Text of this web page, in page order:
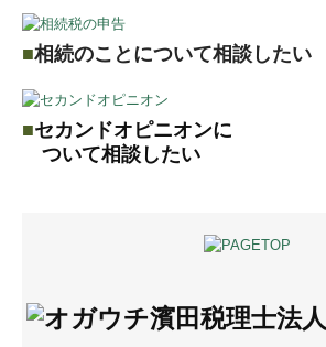
当事務所の特長
経営理念
会社概要
■相続のことについて相談したい
■セカンドオピニオンに
ついて相談したい